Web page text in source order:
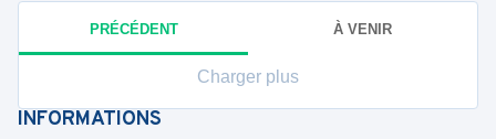
PRÉCÉDENT À VENIR
Charger plus
INFORMATIONS